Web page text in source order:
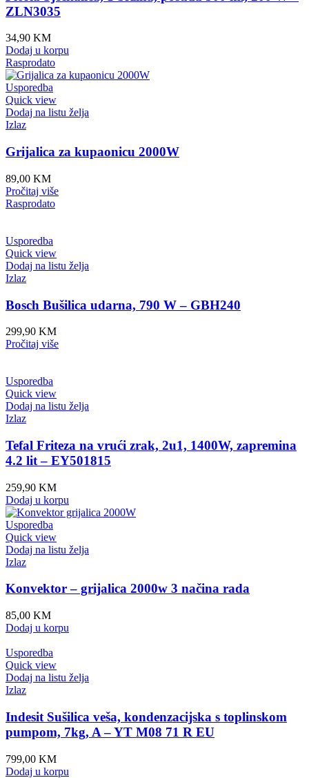
ZLN3035
34,90 KM
Dodaj u korpu
Rasprodato
Usporedba
Quick view
Dodaj na listu želja
Izlaz
Grijalica za kupaonicu 2000W
89,00 KM
Pročitaj više
Rasprodato
Usporedba
Quick view
Dodaj na listu želja
Izlaz
Bosch Bušilica udarna, 790 W – GBH240
299,90 KM
Pročitaj više
Usporedba
Quick view
Dodaj na listu želja
Izlaz
Tefal Friteza na vrući zrak, 2u1, 1400W, zapremina
4.2 lit – EY501815
259,90 KM
Dodaj u korpu
Usporedba
Quick view
Dodaj na listu želja
Izlaz
Konvektor – grijalica 2000w 3 načina rada
85,00 KM
Dodaj u korpu
Usporedba
Quick view
Dodaj na listu želja
Izlaz
Indesit Sušilica veša, kondenzacijska s toplinskom
pumpom, 7kg, A – YT M08 71 R EU
799,00 KM
Dodaj u korpu